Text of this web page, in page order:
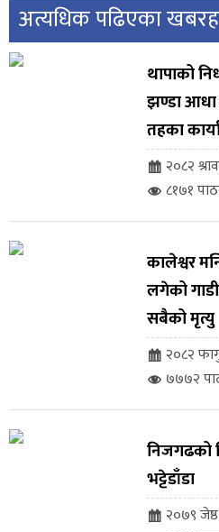
अत्यधिक पढिएका
थापाको
झण्डा
तहका
२०८२
८१७१
कालेश्वर
लगेको
सबैको मृत्यु
२०८२
७७७२
निजगढको
भट्टेडाँडा
२०७९